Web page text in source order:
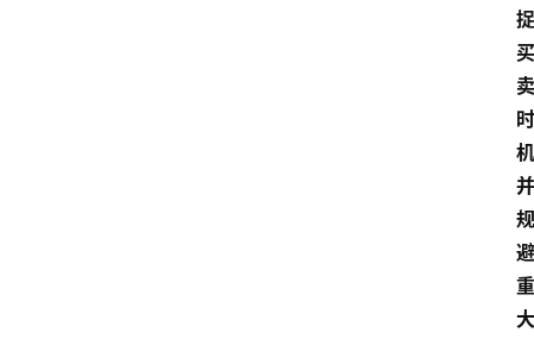
捉
买
卖
时
机
并
规
避
重
大